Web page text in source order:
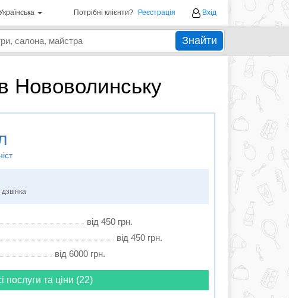
Потрібні клієнти? Реєстрація Вхід
Знайти
Нововолинську
дзвінка
від 450 грн.
від 450 грн.
від 6000 грн.
послуги та ціни (22)